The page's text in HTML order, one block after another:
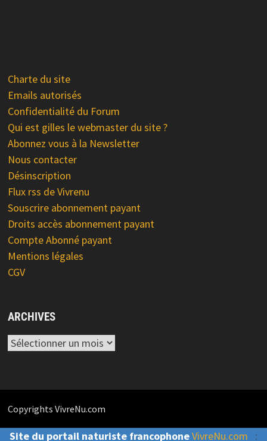
Charte du site
Emails autorisés
Confidentialité du Forum
Qui est gilles le webmaster du site ?
Abonnez vous à la Newsletter
Nous contacter
Désinscription
Flux rss de Vivrenu
Souscrire abonnement payant
Droits accès abonnement payant
Compte Abonné payant
Mentions légales
CGV
ARCHIVES
Archives
Copyrights VivreNu.com
Site du portail naturiste francophoneVivreNu.com :